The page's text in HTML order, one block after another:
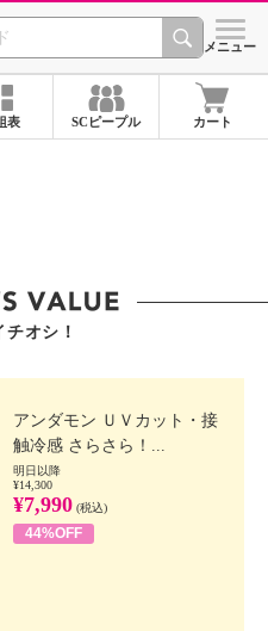
ショッ
メニュー
表 SCピープル カート
オシ！
アンダモン ＵＶカット・接
触冷感 さらさら！...
明日以降
¥14,300
¥7,990 (税込)
44%OFF